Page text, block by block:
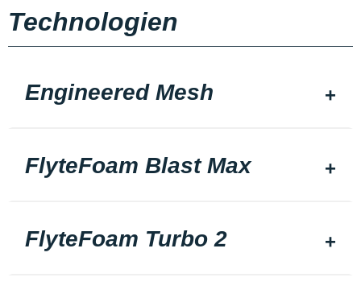
Technologien
Engineered Mesh
FlyteFoam Blast Max
FlyteFoam Turbo 2